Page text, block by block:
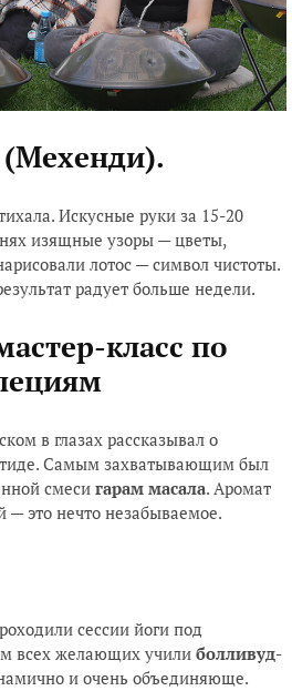
(Мехенди).
Искусные руки за 15-20
изящные узоры — цветы,
лотос — символ чистоты.
радует больше недели.
класс по
в глазах рассказывал о
Самым захватывающим был
смеси гарам масала. Аромат
это нечто незабываемое.
сессии йоги под
всех желающих учили болливуд-
и очень объединяюще.